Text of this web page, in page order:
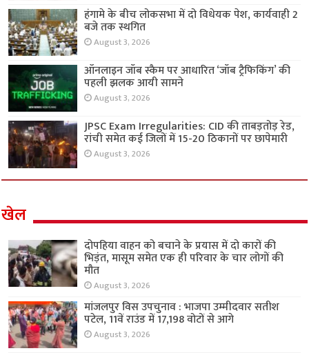
हंगामे के बीच लोकसभा में दो विधेयक पेश, कार्यवाही 2
बजे तक स्थगित
August 3, 2026
ऑनलाइन जॉब स्कैम पर आधारित ‘जॉब ट्रैफिकिंग’ की
पहली झलक आयी सामने
August 3, 2026
JPSC Exam Irregularities: CID की ताबड़तोड़ रेड,
रांची समेत कई जिलों में 15-20 ठिकानों पर छापेमारी
August 3, 2026
खेल
दोपहिया वाहन को बचाने के प्रयास में दो कारों की
भिड़ंत, मासूम समेत एक ही परिवार के चार लोगों की
मौत
August 3, 2026
मांजलपुर विस उपचुनाव : भाजपा उम्मीदवार सतीश
पटेल, 11वें राउंड में 17,198 वोटों से आगे
August 3, 2026